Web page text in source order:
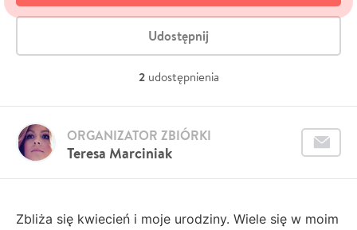
Udostępnij
2 udostępnienia
Teresa Marciniak
ORGANIZATOR ZBIÓRKI
Zbliża się kwiecień i moje urodziny. Wiele się w moim